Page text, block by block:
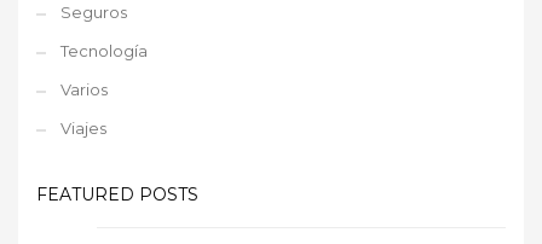
Seguros
Tecnología
Varios
Viajes
FEATURED POSTS